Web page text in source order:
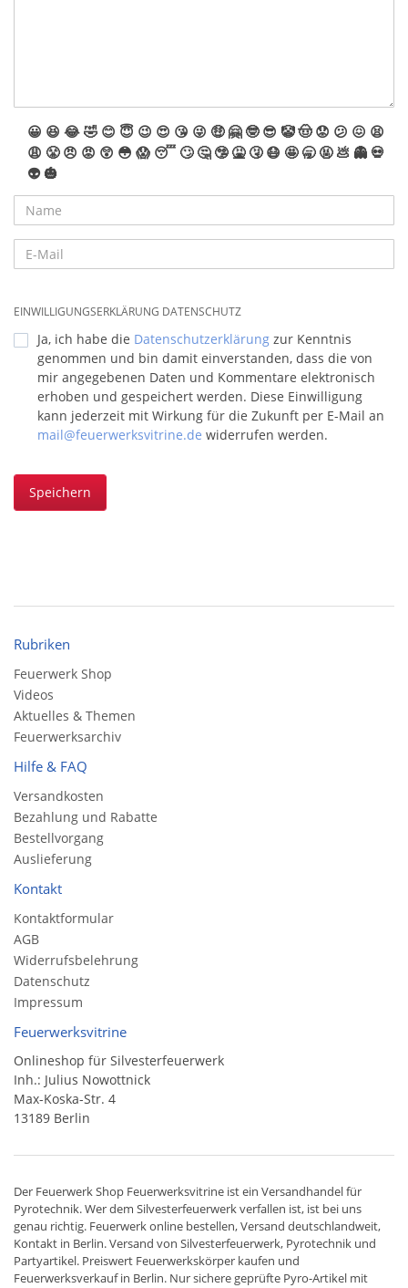
😀 😆 😂🤣 😊 😇 😉 😍 😘 😜 🤑 🤗 🤓 😎 🤡🤠 😟 😕 😖 😫
😩 😤 😠 😡 😲 😳 😱 😴 🙄 🤔 🤥 🤮 🤧 😷 🤩 🥱 🤬 💩 👻 💀
👽 🎃
EINWILLIGUNGSERKLÄRUNG DATENSCHUTZ
Ja, ich habe die Datenschutzerklärung zur Kenntnis
genommen und bin damit einverstanden, dass die von
mir angegebenen Daten und Kommentare elektronisch
erhoben und gespeichert werden. Diese Einwilligung
kann jederzeit mit Wirkung für die Zukunft per E-Mail an
mail@feuerwerksvitrine.de widerrufen werden.
Speichern
Rubriken
Feuerwerk Shop
Videos
Aktuelles & Themen
Feuerwerksarchiv
Hilfe & FAQ
Versandkosten
Bezahlung und Rabatte
Bestellvorgang
Auslieferung
Kontakt
Kontaktformular
AGB
Widerrufsbelehrung
Datenschutz
Impressum
Feuerwerksvitrine
Onlineshop für Silvesterfeuerwerk
Inh.: Julius Nowottnick
Max-Koska-Str. 4
13189 Berlin
Der Feuerwerk Shop Feuerwerksvitrine ist ein Versandhandelfür
Pyrotechnik. Wer dem Silvesterfeuerwerk verfallen ist, ist bei uns
genau richtig. Feuerwerk online bestellen,Versand deutschlandweit,
Kontakt in Berlin. Versand von Silvesterfeuerwerk, Pyrotechnik und
Partyartikel. Preiswert Feuerwerkskörper kaufen und
Feuerwerksverkauf in Berlin. Nur sichere geprüfte Pyro-Artikel mit